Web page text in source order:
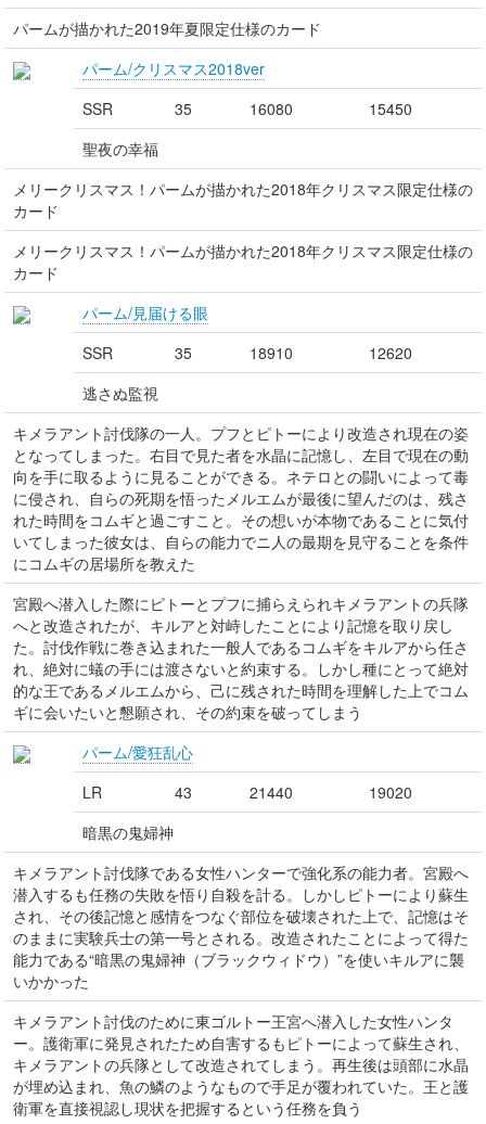
パームが描かれた2019年夏限定仕様のカード
パーム/クリスマス2018ver
SSR
35 16080
15450
聖夜の幸福
メリークリスマス！パームが描かれた2018年クリスマス限定仕様の
カード
メリークリスマス！パームが描かれた2018年クリスマス限定仕様の
カード
パーム/見届ける眼
SSR
35 18910
12620
逃さぬ監視
キメラアント討伐隊の一人。プフとピトーにより改造され現在の姿
となってしまった。右目で見た者を水晶に記憶し、左目で現在の動
向を手に取るように見ることができる。ネテロとの闘いによって毒
に侵され、自らの死期を悟ったメルエムが最後に望んだのは、残さ
れた時間をコムギと過ごすこと。その想いが本物であることに気付
いてしまった彼女は、自らの能力でニ人の最期を見守ることを条件
にコムギの居場所を教えた
宮殿へ潜入した際にピトーとプフに捕らえられキメラアントの兵隊
へと改造されたが、キルアと対峙したことにより記憶を取り戻し
た。討伐作戦に巻き込まれた一般人であるコムギをキルアから任さ
れ、絶対に蟻の手には渡さないと約束する。しかし種にとって絶対
的な王であるメルエムから、己に残された時間を理解した上でコム
ギに会いたいと懇願され、その約束を破ってしまう
パーム/愛狂乱心
LR
43 21440
19020
暗黒の鬼婦神
キメラアント討伐隊である女性ハンターで強化系の能力者。宮殿へ
潜入するも任務の失敗を悟り自殺を計る。しかしピトーにより蘇生
され、その後記憶と感情をつなぐ部位を破壊された上で、記憶はそ
のままに実験兵士の第一号とされる。改造されたことによって得た
能力である“暗黒の鬼婦神（ブラックウィドウ）”を使いキルアに襲
いかかった
キメラアント討伐のために東ゴルトー王宮へ潜入した女性ハンタ
ー。護衛軍に発見されたため自害するもピトーによって蘇生され、
キメラアントの兵隊として改造されてしまう。再生後は頭部に水晶
が埋め込まれ、魚の鱗のようなもので手足が覆われていた。王と護
衛軍を直接視認し現状を把握するという任務を負う